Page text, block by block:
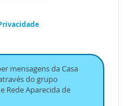
mensagens da Casa
do grupo
Rede Aparecida de